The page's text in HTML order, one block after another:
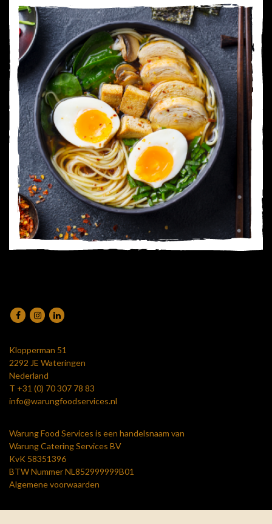
Klopperman 51
2292 JE Wateringen
Nederland
T +31 (0) 70 307 78 83
info@warungfoodservices.nl
Warung Food Services is een handelsnaam van
Warung Catering Services BV
KvK 58351396
BTW Nummer NL852999999B01
Algemene voorwaarden